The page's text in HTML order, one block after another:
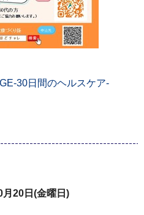
30日間のヘルスケア‐
20日(金曜日)